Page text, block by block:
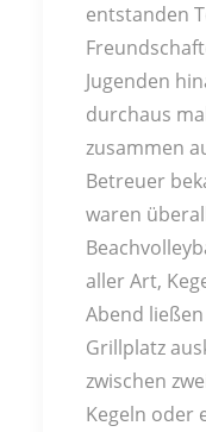
entstanden
Jugenden
durchaus
zusammen
Betreuer
waren
aller Art,
Abend
Grillplatz
zwischen
Kegeln oder